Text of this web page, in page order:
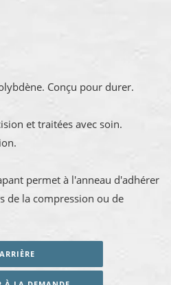
Conçu pour durer.
et traitées avec soin.
permet à l'anneau d'adhérer
de la compression ou de
ARRIÈRE